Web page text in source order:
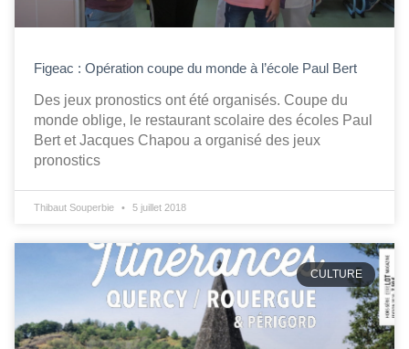
Figeac : Opération coupe du monde à l’école Paul Bert
Des jeux pronostics ont été organisés. Coupe du
monde oblige, le restaurant scolaire des écoles Paul
Bert et Jacques Chapou a organisé des jeux
pronostics
Thibaut Souperbie 5 juillet 2018
CULTURE